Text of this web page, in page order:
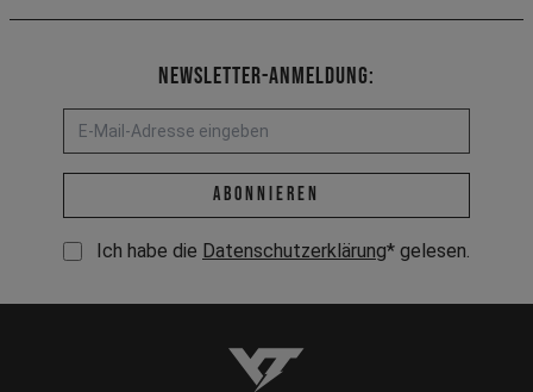
SRAM-Dealer locator
Newsletter-Anmeldung:
E-Mail-Adresse *
abonnieren
Ich habe die Datenschutzerklärung* gelesen.
YT-Industries